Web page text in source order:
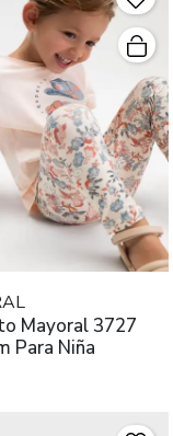
Mayoral 3727
Para Niña